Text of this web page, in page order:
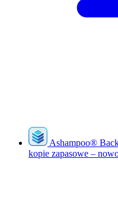
Ashampoo®
kopie zapasowe –